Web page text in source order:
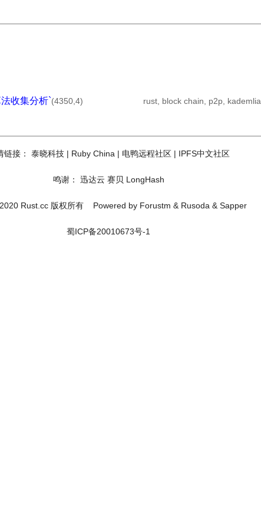
收集分析`(4350,4) rust, block chain, p2p, kademlia
链接： 泰晓科技| Ruby China | 电鸭远程社区| IPFS中文社区
鸣谢： 迅达云 赛贝 LongHash
Rust.cc 版权所有 Powered by Forustm & Rusoda & Sapper
蜀ICP备20010673号-1